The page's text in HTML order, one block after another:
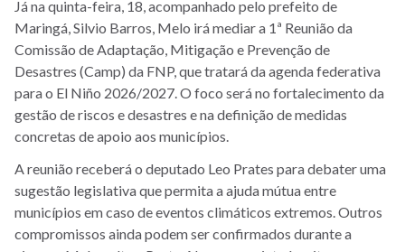
Já na quinta-feira, 18, acompanhado pelo prefeito de
Maringá, Silvio Barros, Melo irá mediar a 1ª Reunião da
Comissão de Adaptação, Mitigação e Prevenção de
Desastres (Camp) da FNP, que tratará da agenda federativa
para o El Niño 2026/2027. O foco será no fortalecimento da
gestão de riscos e desastres e na definição de medidas
concretas de apoio aos municípios.
A reunião receberá o deputado Leo Prates para debater uma
sugestão legislativa que permita a ajuda mútua entre
municípios em caso de eventos climáticos extremos. Outros
compromissos ainda podem ser confirmados durante a